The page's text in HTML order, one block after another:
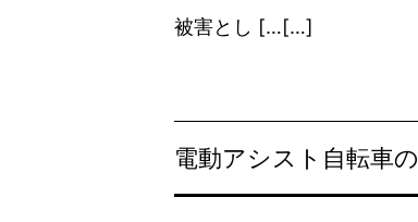
被害とし […
電動アシスト自転車